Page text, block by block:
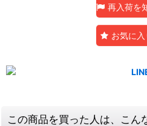
再入荷を
お気に
この商品を買った人は、こん